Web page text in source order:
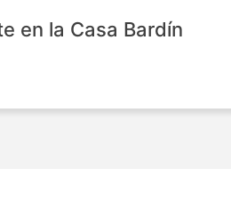
en la Casa Bardín